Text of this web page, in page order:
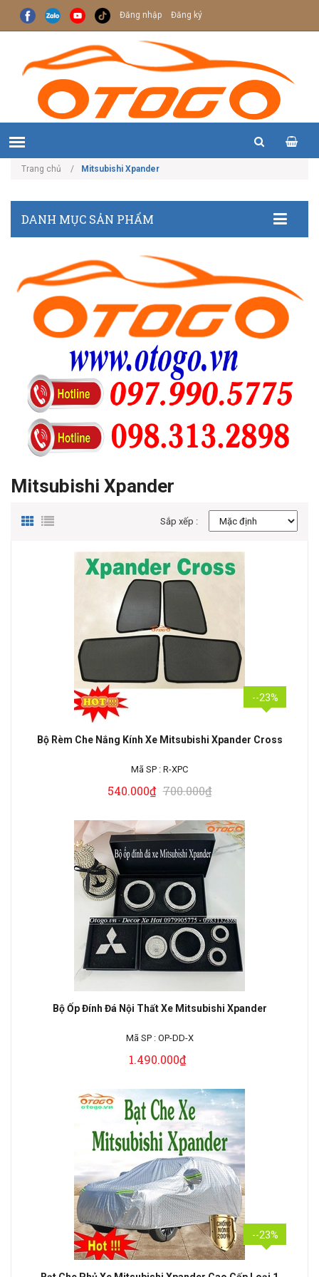
Đăng nhập Đăng ký
Trang chủ Mitsubishi Xpander
DANH MỤC SẢN PHẨM
Mitsubishi Xpander
Sắp xếp :
--23%
Bộ Rèm Che Nắng Kính Xe Mitsubishi Xpander Cross
Mã SP : R-XPC
540.000₫ 700.000₫
Bộ Ốp Đính Đá Nội Thất Xe Mitsubishi Xpander
Mã SP : OP-DD-X
1.490.000₫
--23%